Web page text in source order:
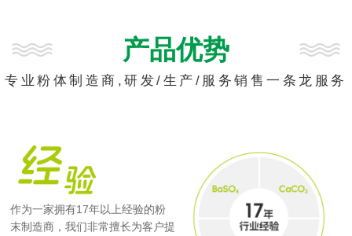
产品优势
专业粉体制造商,研发/生产/服务销售一条龙服务
作为一家拥有17年以上经验的粉
末制造商，我们非常擅长为客户提